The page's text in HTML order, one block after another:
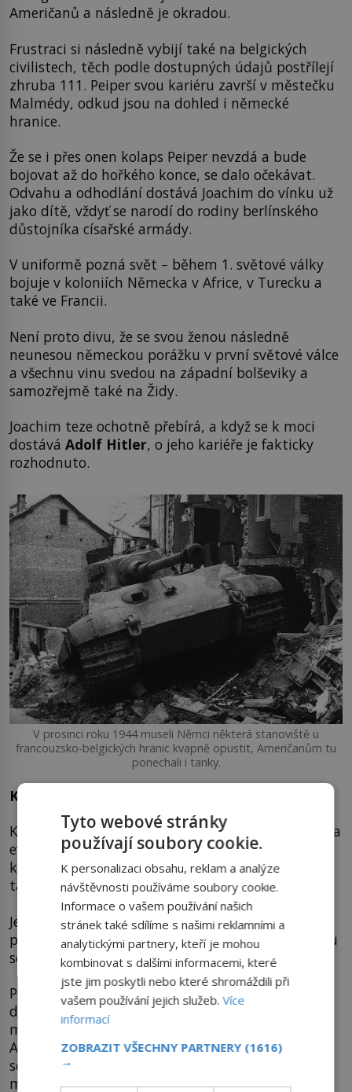
Američanů a následně je okradou.
Frustraci si následně vybijí také na belgických
civilistech, těch podle dostupných údajů postřílejí
zhruba 111. Peiper svou kariéru završí v městečku
Malmédy, odkud jsou na dohled i německé
hranice.
Že se i přes onen kolaps Peiper nevzdá a bude
bojovat až do hořkého konce, se dalo očekávat.
Odvahu a odhodlání dostává Joachim do vínku už
jako dítě, vždyť se narodí do rodiny berlínského
důstojníka císařské armády.
V uniformě pozná svět – během 1. světové války
bojuje v koloniích Německa v Africe, v Turecku a
také ve Francii.
Není proto divu, že se svou ženou následně
neunesou německou porážku v první světové válce
a všechnu vinu svedou na západní bolševiky a
samozřejmě také na Židy.
Joachim teze ochotně přebírá, a když se k moci
dostává Adolf Hitler, o jeho kariéře je fakticky
rozhodnuto.
V prosinci roku 1944 museli Němci některá stanoviště u
francouzsko-belgických hranic kvapně opustit, Američanům tu
ponechali i tanky.
Krvavý epilog z Malméd
K prokazatelně největšímu masakru Američanů na
evropské půdě dojde u Malméd na důležité
křižovatce ardenských tras. Peiper za pomoci
tanků obratně zajme americký konvoj.
Jen lehce ozbrojení Američané vědí, že tady toho
proti německé přesile příliš nezmohou, rozhodnou
se tedy vzdát.
Peiperovi muži rozhodnutí vítají a muže posílají k
dalším zajatým Američanům z dřívějška. Peiper si
mne ruce. Má před sebou asi 120 bezbranných
Američanů. Snad kvůli uvolnění psychické zátěže
se rozhodne k překvapivé akci. Všichni zajatci
musejí zemřít!
Tyto webové stránky
používají soubory cookie.
K personalizaci obsahu, reklam a analýze
návštěvnosti používáme soubory cookie.
Informace o vašem používání našich
stránek také sdílíme s našimi reklamními a
analytickými partnery, kteří je mohou
kombinovat s dalšími informacemi, které
jste jim poskytli nebo které shromáždili při
vašem používání jejich služeb.Více
informací
ZOBRAZIT VŠECHNY PARTNERY (1616)
→